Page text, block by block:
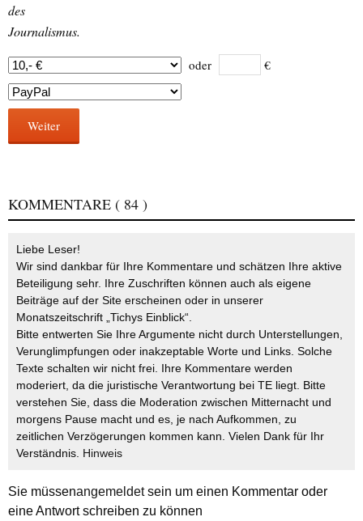
des
Journalismus.
oder €
Weiter
KOMMENTARE ( 84 )
Liebe Leser!
Wir sind dankbar für Ihre Kommentare und schätzen Ihre aktive
Beteiligung sehr. Ihre Zuschriften können auch als eigene
Beiträge auf der Site erscheinen oder in unserer
Monatszeitschrift „Tichys Einblick“.
Bitte entwerten Sie Ihre Argumente nicht durch Unterstellungen,
Verunglimpfungen oder inakzeptable Worte und Links. Solche
Texte schalten wir nicht frei. Ihre Kommentare werden
moderiert, da die juristische Verantwortung bei TE liegt. Bitte
verstehen Sie, dass die Moderation zwischen Mitternacht und
morgens Pause macht und es, je nach Aufkommen, zu
zeitlichen Verzögerungen kommen kann. Vielen Dank für Ihr
Verständnis. Hinweis
Sie müssenangemeldetsein um einen Kommentar oder
eine Antwort schreiben zu können